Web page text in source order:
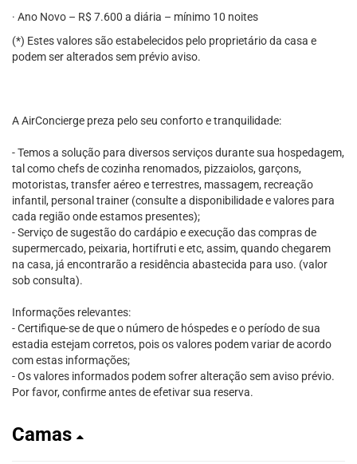
· Ano Novo – R$ 7.600 a diária – mínimo 10 noites
(*) Estes valores são estabelecidos pelo proprietário da casa e
podem ser alterados sem prévio aviso.
A AirConcierge preza pelo seu conforto e tranquilidade:
- Temos a solução para diversos serviços durante sua hospedagem,
tal como chefs de cozinha renomados, pizzaiolos, garçons,
motoristas, transfer aéreo e terrestres, massagem, recreação
infantil, personal trainer (consulte a disponibilidade e valores para
cada região onde estamos presentes);
- Serviço de sugestão do cardápio e execução das compras de
supermercado, peixaria, hortifruti e etc, assim, quando chegarem
na casa, já encontrarão a residência abastecida para uso. (valor
sob consulta).
Informações relevantes:
- Certifique-se de que o número de hóspedes e o período de sua
estadia estejam corretos, pois os valores podem variar de acordo
com estas informações;
- Os valores informados podem sofrer alteração sem aviso prévio.
Por favor, confirme antes de efetivar sua reserva.
Camas